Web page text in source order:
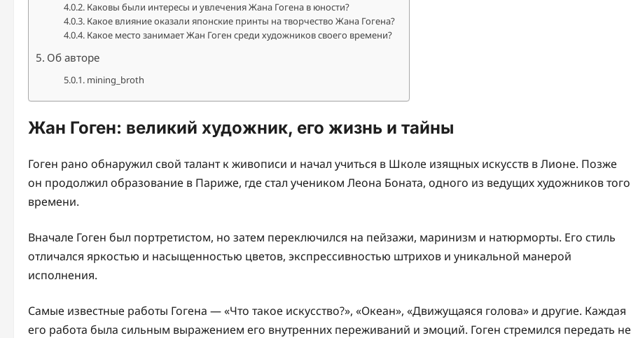
Каковы были интересы и увлечения Жана Гогена в юности?
Какое влияние оказали японские принты на творчество Жана Гогена?
Какое место занимает Жан Гоген среди художников своего времени?
Об авторе
mining_broth
Жан Гоген: великий художник, его жизнь и тайны
Гоген рано обнаружил свой талант к живописи и начал учиться в Школе изящных искусств в Лионе. Позже
он продолжил образование в Париже, где стал учеником Леона Боната, одного из ведущих художников того
времени.
Вначале Гоген был портретистом, но затем переключился на пейзажи, маринизм и натюрморты. Его стиль
отличался яркостью и насыщенностью цветов, экспрессивностью штрихов и уникальной манерой
исполнения.
Самые известные работы Гогена — «Что такое искусство?», «Океан», «Движущаяся голова» и другие. Каждая
его работа была сильным выражением его внутренних переживаний и эмоций. Гоген стремился передать не